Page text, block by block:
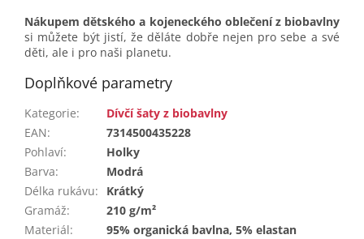
Nákupem dětského a kojeneckého oblečení z biobavlny
si můžete být jistí, že děláte dobře nejen pro sebe a své
děti, ale i pro naši planetu.
Doplňkové parametry
Kategorie:
Dívčí šaty z biobavlny
EAN:
7314500435228
Pohlaví:
Holky
Barva:
Modrá
Délka rukávu:
Krátký
Gramáž:
210 g/m²
Materiál: 95% organická bavlna, 5% elastan